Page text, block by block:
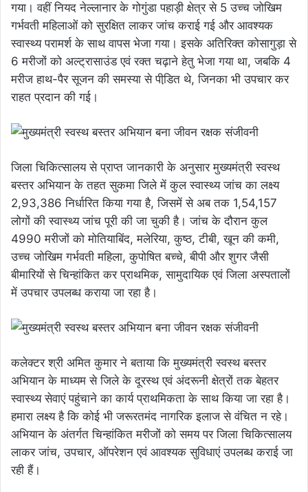
गया। वहीं नियद नेल्लानार के गोगुंडा पहाड़ी क्षेत्र से 5 उच्च जोखिम
गर्भवती महिलाओं को सुरक्षित लाकर जांच कराई गई और आवश्यक
स्वास्थ्य परामर्श के साथ वापस भेजा गया। इसके अतिरिक्त कोसागुड़ा से
6 मरीजों को अल्ट्रासाउंड एवं रक्त चढ़ाने हेतु भेजा गया था, जबकि 4
मरीज हाथ-पैर सूजन की समस्या से पीडि़त थे, जिनका भी उपचार कर
राहत प्रदान की गई।
जिला चिकित्सालय से प्राप्त जानकारी के अनुसार मुख्यमंत्री स्वस्थ
बस्तर अभियान के तहत सुकमा जिले में कुल स्वास्थ्य जांच का लक्ष्य
2,93,386 निर्धारित किया गया है, जिसमें से अब तक 1,54,157
लोगों की स्वास्थ्य जांच पूरी की जा चुकी है। जांच के दौरान कुल
4990 मरीजों को मोतियाबिंद, मलेरिया, कुष्ठ, टीबी, खून की कमी,
उच्च जोखिम गर्भवती महिला, कुपोषित बच्चे, बीपी और शुगर जैसी
बीमारियों से चिन्हांकित कर प्राथमिक, सामुदायिक एवं जिला अस्पतालों
में उपचार उपलब्ध कराया जा रहा है।
कलेक्टर श्री अमित कुमार ने बताया कि मुख्यमंत्री स्वस्थ बस्तर
अभियान के माध्यम से जिले के दूरस्थ एवं अंदरूनी क्षेत्रों तक बेहतर
स्वास्थ्य सेवाएं पहुंचाने का कार्य प्राथमिकता के साथ किया जा रहा है।
हमारा लक्ष्य है कि कोई भी जरूरतमंद नागरिक इलाज से वंचित न रहे।
अभियान के अंतर्गत चिन्हांकित मरीजों को समय पर जिला चिकित्सालय
लाकर जांच, उपचार, ऑपरेशन एवं आवश्यक सुविधाएं उपलब्ध कराई जा
रही हैं।